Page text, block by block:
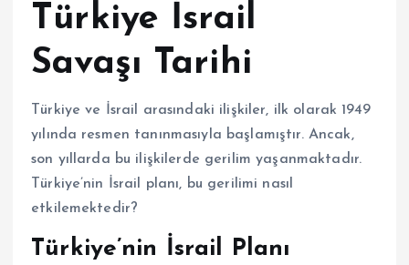
Türkiye İsrail
Savaşı Tarihi
Türkiye ve İsrail arasındaki ilişkiler, ilk olarak 1949
yılında resmen tanınmasıyla başlamıştır. Ancak,
son yıllarda bu ilişkilerde gerilim yaşanmaktadır.
Türkiye’nin İsrail planı, bu gerilimi nasıl
etkilemektedir?
Türkiye’nin İsrail Planı